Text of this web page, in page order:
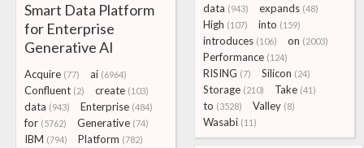
data (943) expands (48)
High (107) into (159)
introduces (106) on (2003)
Performance (124)
RISING (7) Silicon (24)
Storage (210) Take (41)
to (3528) Valley (8)
Wasabi (11)
Smart Data Platform
for Enterprise
Generative AI
Acquire (77) ai (6964)
Confluent (2) create (103)
data (943) Enterprise (484)
for (5762) Generative (74)
IBM (794) Platform (782)